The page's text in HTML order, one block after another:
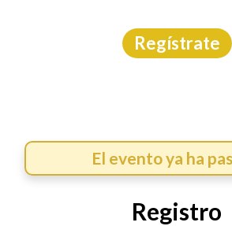
Regístrate
El evento ya ha
Registro